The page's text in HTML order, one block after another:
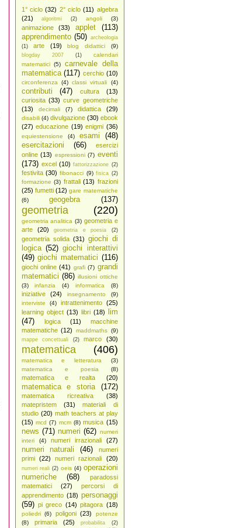
1° ciclo (32) 2° ciclo (11) algebra
(21)
algoritmi (2) angoli (3)
animazione (33) applet
(113)
apprendimento (50) archeologia
(1)
arte (19) blog didattici (9)
blogday 2007 (1)
calendari
matematici
(5)
carnevale della
matematica (117) cerchio (10)
circonferenza (4) classi virtuali (4)
contributi (47) cultura
(13)
curiosita (33) curve geometriche
(13)
decimali (7) didattica (29)
disabili (4) divulgazione (30) ebook
(27) educazione (19) enigmi (36)
equiestensione (4) esami
(48)
esercitazioni
(66)
esercizi
online (13) espressioni (7) eventi
(173) excel (10) fattorizzazione (2)
festivita (30) fibonacci (9) fisica (2)
formazione (3) frattali (13) frazioni
(25) fumetti (12) gare matematiche
(6)
geogebra (137)
geometria (220)
geometria analitica (3) geometria e
arte
(20) geometria e poesia (2)
geometria solida (31) giochi di
logica (52) giochi interattivi
(49) giochi matematici (116)
giochi online (41) grafi (7) grandi
matematici (86) illusioni ottiche
(3)
infanzia (4) informatica (8)
iniziative (24) insegnamento
(9)
interviste
(4) intrattenimento
(25)
learning object (13) libri (18)
lim
(47)
logica (11)
macchine
matematiche (12) maddmaths (9)
mappe concettuali (2) marco (30)
matematica (406)
matematica e letteratura
(3)
matematica e poesia
(8)
matematica e realta (20)
matematica e storia (172)
matematica ricreativa
(38)
matepristem
(31)
materiali di
studio (20) math teachers at play
(15) mcd (7) mcm (8) musica (15)
news (71) numeri (62) numeri
interi
(4) numeri irrazionali (27)
numeri naturali (46)
numeri
primi
(22) numeri razionali (20)
numeri reali (2) oeis (4) operazioni
numeriche
(68)
paradossi
matematici
(27)
percorsi di
apprendimento (18) personaggi
(59) pi greco (14) pitagora (18)
poliedri (6) poligoni (23)
potenze
(8)
primaria (25) probabilita (2)